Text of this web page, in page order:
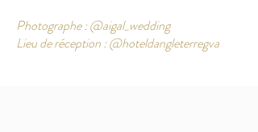
Photographe : @aigal_wedding
Lieu de réception : @hoteldangleterregva